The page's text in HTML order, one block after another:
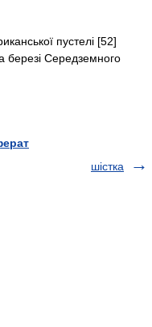
пустелі [52]
березі Середземного
шістка